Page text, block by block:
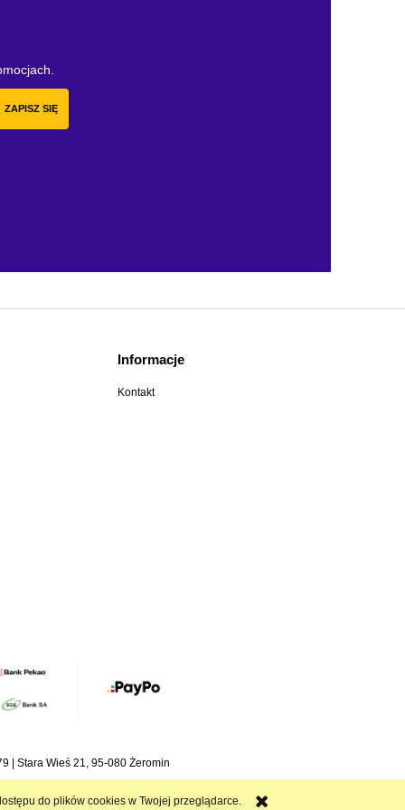
do plików cookies w Twojej przeglądarce.
ZAPISZ SIĘ
Informacje
Kontakt
| Stara Wieś 21, 95-080 Żeromin